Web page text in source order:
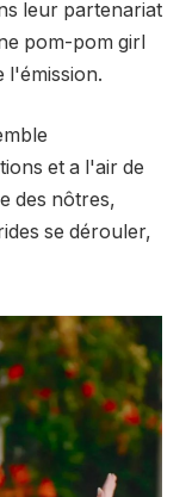
leur partenariat
pom-pom girl
l'émission.
et a l'air de
des nôtres,
se dérouler,